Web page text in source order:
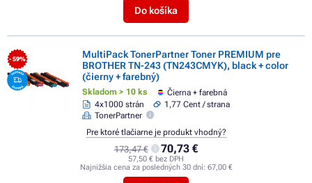
Do košíka
- 59%
MultiPack TonerPartner Toner PREMIUM pre
BROTHER TN-243 (TN243CMYK), black + color
(čierny + farebný)
Skladom > 10 ks
Čierna + farebná
4x1000 strán
1,77 Cent / strana
TonerPartner
173,47 € 70,73 €
57,50 € bez DPH
Najnižšia cena za posledných 30 dní: 67,00 €
Pre ktoré tlačiarne je produkt vhodný?